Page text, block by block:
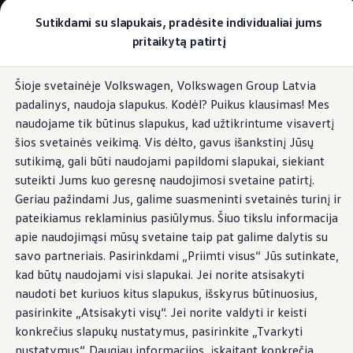
Sutikdami su slapukais, pradėsite individualiai jums
pritaikytą patirtį
Šioje svetainėje Volkswagen, Volkswagen Group Latvia
padalinys, naudoja slapukus. Kodėl? Puikus klausimas! Mes
naudojame tik būtinus slapukus, kad užtikrintume visavertį
šios svetainės veikimą. Vis dėlto, gavus išankstinį Jūsų
sutikimą, gali būti naudojami papildomi slapukai, siekiant
suteikti Jums kuo geresnę naudojimosi svetaine patirtį.
Geriau pažindami Jus, galime suasmeninti svetainės turinį ir
pateikiamus reklaminius pasiūlymus. Šiuo tikslu informacija
apie naudojimąsi mūsų svetaine taip pat galime dalytis su
savo partneriais. Pasirinkdami „Priimti visus“ Jūs sutinkate,
kad būtų naudojami visi slapukai. Jei norite atsisakyti
naudoti bet kuriuos kitus slapukus, išskyrus būtinuosius,
pasirinkite „Atsisakyti visų“. Jei norite valdyti ir keisti
konkrečius slapukų nustatymus, pasirinkite „Tvarkyti
nustatymus“. Daugiau informacijos, įskaitant konkrečią
pagrindinį
turinį
poraštę
Pasirinkite savo Volkswagen
Modeliai ir konfigūratorius
Naujasis ID. Cross
Konfigūruoti
Volkswagen komerciniai automobiliai. Pasiruošę bet
Volkswagen automobilių e-parduotuvė
Pasiūlymai ir paslaugos
Jubiliejinis pasiūlymas
Garantija
Lizingas
Automobilio mainai
Volkswagen automobilių e-parduotuvė
Elektromobiliai ir hibridiniai modeliai
Valstybės parama
Elektromobiliai
ID. žinios
Įkrovimas ir ridos atsarga
Technologija ir evoliucija
Perėjimas prie elektrinio mobilumo
Ekologinis tvarumas
Elektromobiliai servise: daugiau jokio alyvos
ID. programinės įrangos atnaujinimas*
Elektromobilių pristatymo trukmė
Adaptyvioji pastovaus greičio palaikymo
sistema ACC ir Front Assist avarinio
stabdymo sistema
Išlaiko atstumą.Ir
laikosi greičio apribojimų.
Adaptyvioji pastovaus greičio palaikymo sistema ACC